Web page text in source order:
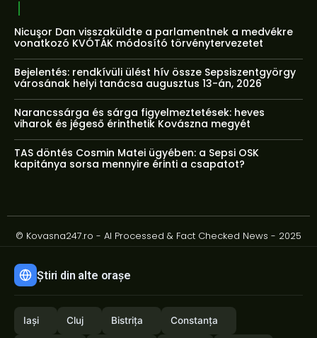
Nicuşor Dan visszaküldte a parlamentnek a medvékre
vonatkozó KVÓTÁK módosító törvénytervezetet
Bejelentés: rendkívüli ülést hív össze Sepsiszentgyörgy
városának helyi tanácsa augusztus 13-án, 2026
Narancssárga és sárga figyelmeztetések: heves
viharok és jégeső érinthetik Kovászna megyét
TAS döntés Cosmin Matei ügyében: a Sepsi OSK
kapitánya sorsa mennyire érinti a csapatot?
© Kovasna247.ro - AI Processed & Fact Checked News - 2025
Știri din alte orașe
Iași Cluj Bistrița Constanța